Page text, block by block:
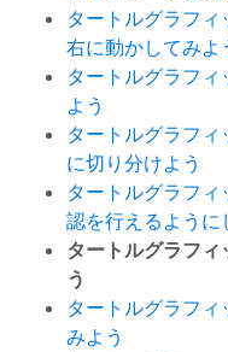
タートルグラフ
右に動かしてみよ
タートルグラフ
よう
タートルグラフ
に切り分けよう
タートルグラフ
認を行えるように
タートルグラフ
う
タートルグラフ
みよう